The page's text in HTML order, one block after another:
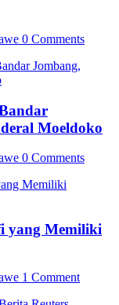
0 Comments
Moeldoko
0 Comments
yang Memiliki
1 Comment